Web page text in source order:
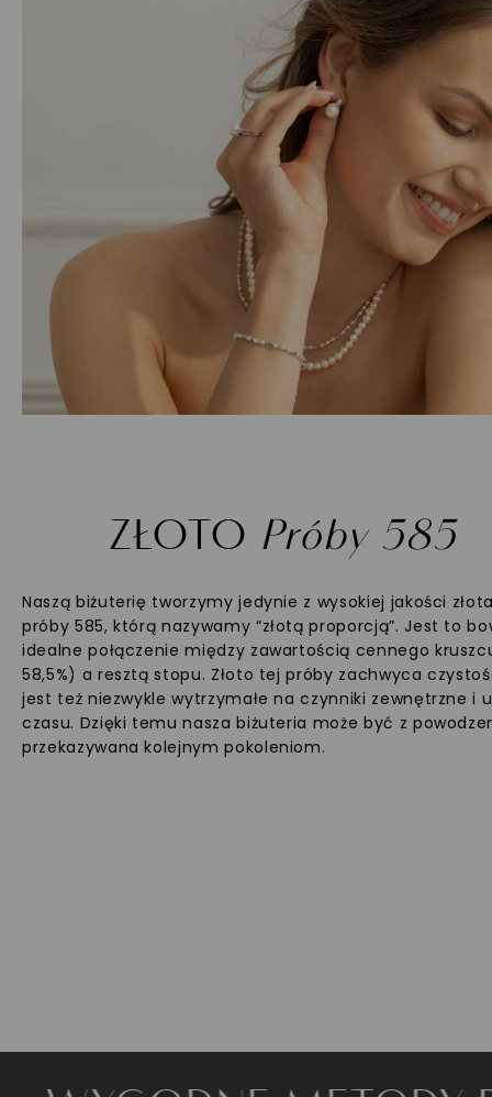
ZŁOTO Próby 585
Naszą biżuterię tworzymy jedynie z wysokiej jakości
próby 585, którą nazywamy “złotą proporcją”. Jest to
idealne połączenie między zawartością cennego
58,5%) a resztą stopu. Złoto tej próby zachwyca
jest też niezwykle wytrzymałe na czynniki zewnętrzne i
czasu. Dzięki temu nasza biżuteria może być z
przekazywana kolejnym pokoleniom.